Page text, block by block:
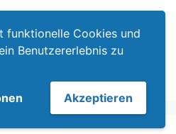
funktionelle Cookies und
Benutzererlebnis zu
Akzeptieren